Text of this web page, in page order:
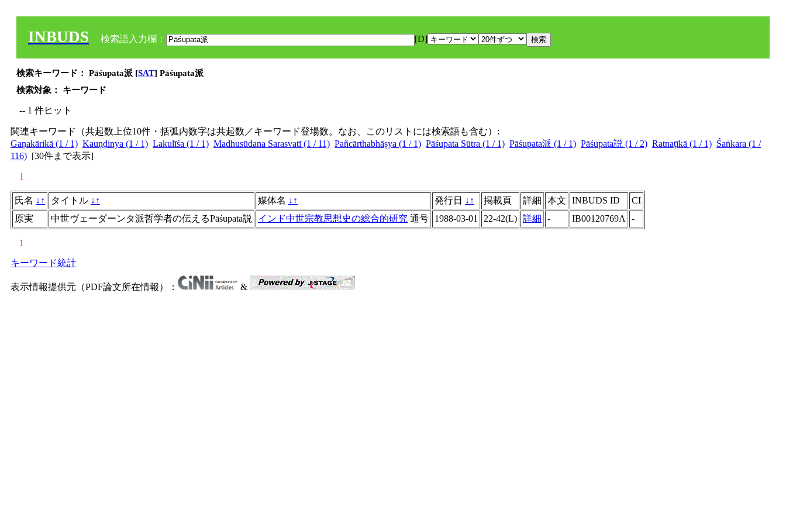
INBUDS 検索語入力欄： [D]
検索キーワード： Pāśupata派 [SAT] Pāśupata派
検索対象： キーワード
-- 1 件ヒット
関連キーワード（共起数上位10件・括弧内数字は共起数／キーワード登場数。なお、このリストには検索語も含む）:
Gaṇakārikā (1 / 1) Kauṇḍinya (1 / 1) Lakulīśa (1 / 1) Madhusūdana Sarasvatī (1 / 11) Pañcārthabhāṣya (1 / 1) Pāśupata Sūtra (1 / 1) Pāśupata派 (1 / 1) Pāśupata説 (1 / 2) Ratnaṭīkā (1 / 1) Śaṅkara (1 /
116) [30件まで表示]
1
氏名 ↓ ↑ タイトル ↓ ↑ 媒体名 ↓ ↑ 発行日 ↓ ↑ 掲載頁 詳細 本文 INBUDS ID
CI
原実
中世ヴェーダーンタ派哲学者の伝えるPāśupata説 インド中世宗教思想史の総合的研究 通号 1988-03-01 22-42(L) 詳細 - IB00120769A -
1
キーワード統計
表示情報提供元（PDF論文所在情報）： &